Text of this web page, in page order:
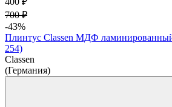
700 ₽
-43%
Плинтус Classen МДФ
254)
Classen
(Германия)